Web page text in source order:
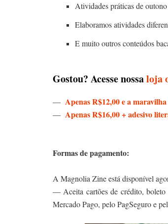
Atividades práticas de
Elaboramos atividades
E muito outros conteúdos
Gostou? Acesse nossaloja
— Apenas R$12,00 e a
— Apenas R$16,00 + adesivo
Formas de pagamento:
A Magnolia Zine está disponível
— Aceita cartões de crédito, boleto
Mercado Pago, pelo PagSeguro e